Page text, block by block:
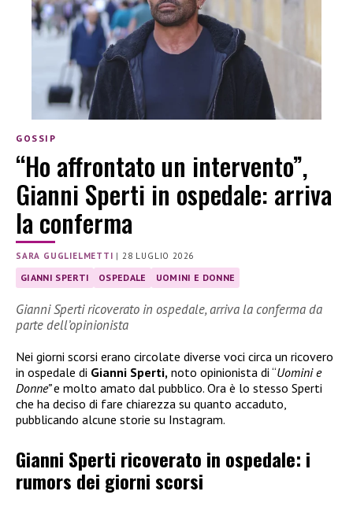
GOSSIP
“Ho affrontato un intervento”,
Gianni Sperti in ospedale: arriva
la conferma
SARA GUGLIELMETTI | 28 LUGLIO 2026
GIANNI SPERTI OSPEDALE UOMINI E DONNE
Gianni Sperti ricoverato in ospedale, arriva la conferma da
parte dell’opinionista
Nei giorni scorsi erano circolate diverse voci circa un ricovero
in ospedale di Gianni Sperti, noto opinionista di “Uomini e
Donne”e molto amato dal pubblico. Ora è lo stesso Sperti
che ha deciso di fare chiarezza su quanto accaduto,
pubblicando alcune storie su Instagram.
Gianni Sperti ricoverato in ospedale: i
rumors dei giorni scorsi